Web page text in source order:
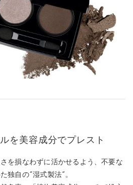
を美容成分でプレスト
を損なわずに活かせるよう、不要な
独自の”湿式製法”。